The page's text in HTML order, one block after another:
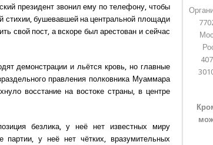
президент звонил ему по телефону, чтобы
стихии, бушевавшей на центральной площади
свой пост, а вскоре был арестован и сейчас
демонстрации и льётся кровь, но главные
правления полковника Муаммара
восстание на востоке страны, в центре
безлика, у неё нет известных миру
партии, у неё нет чётких, вразумительных